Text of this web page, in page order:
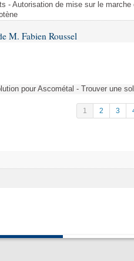
- Autorisation de mise sur le
M. Fabien Roussel
pour Ascométal - Trouver une
1 2 3